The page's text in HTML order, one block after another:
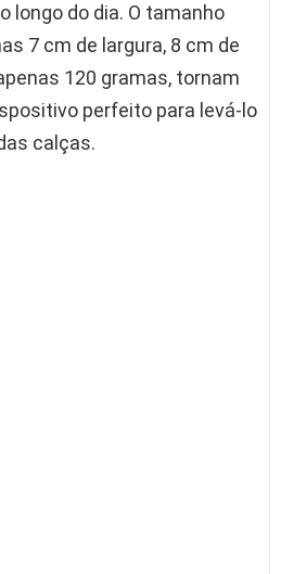
longo do dia. O tamanho
7 cm de largura, 8 cm de
120 gramas, tornam
perfeito para levá-lo
calças.